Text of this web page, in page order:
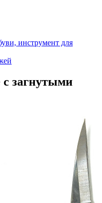
инструмент для
загнутыми